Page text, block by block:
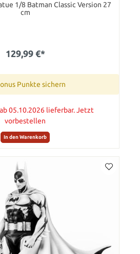
1/8 Batman Classic Version 27
cm
129,99 €*
Punkte sichern
05.10.2026 lieferbar. Jetzt
vorbestellen
In den Warenkorb